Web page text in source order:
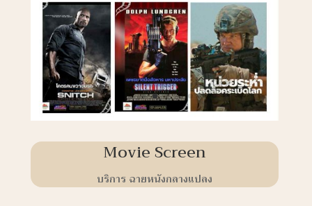
Movie Screen
บริการ ฉายหนังกลางแปลง